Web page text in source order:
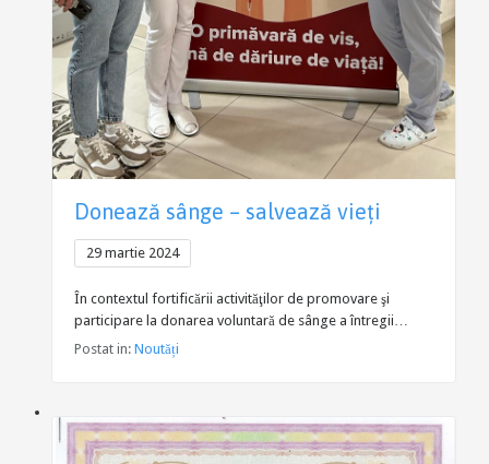
Donează sânge – salvează vieți
29 martie 2024
În contextul fortificării activităţilor de promovare şi
participare la donarea voluntară de sânge a întregii…
Postat in: Noutăți